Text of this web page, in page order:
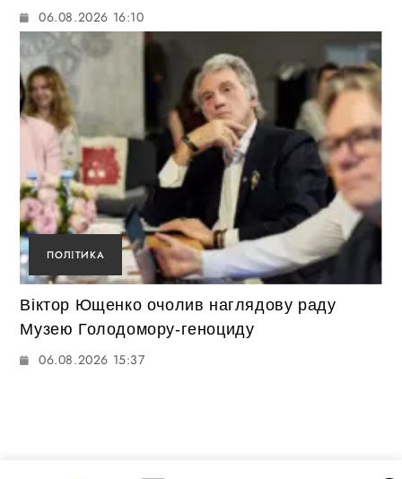
06.08.2026 16:10
ПОЛІТИКА
Віктор Ющенко очолив наглядову раду
Музею Голодомору-геноциду
06.08.2026 15:37